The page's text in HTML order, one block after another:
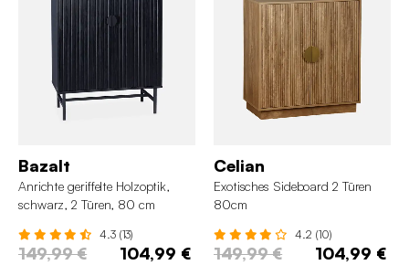
Bazalt
Anrichte geriffelte Holzoptik,
schwarz, 2 Türen, 80 cm
4.3 (13)
149,99 € 104,99 €
Celian
Exotisches Sideboard 2 Türen
80cm
4.2 (10)
149,99 € 104,99 €